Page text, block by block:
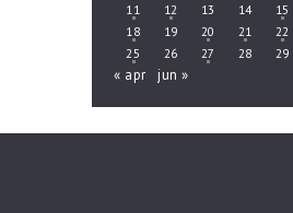
11
12 13 14 15
18
19 20 21 22
25
26 27 28 29
« apr jun »